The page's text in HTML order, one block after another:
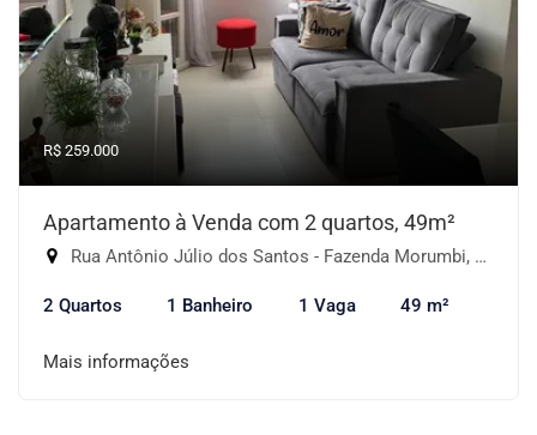
R$ 259.000
Apartamento à Venda com 2 quartos, 49m²
Rua Antônio Júlio dos Santos - Fazenda Morumbi, São Paulo-SP
2 Quartos 1 Banheiro 1 Vaga 49 m²
Mais informações